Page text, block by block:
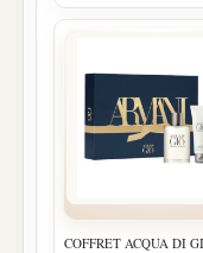
COFFRET ACQUA DI